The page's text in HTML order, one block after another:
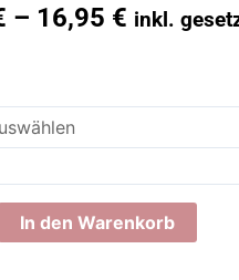
– 16,95 € inkl.
In den Warenkorb